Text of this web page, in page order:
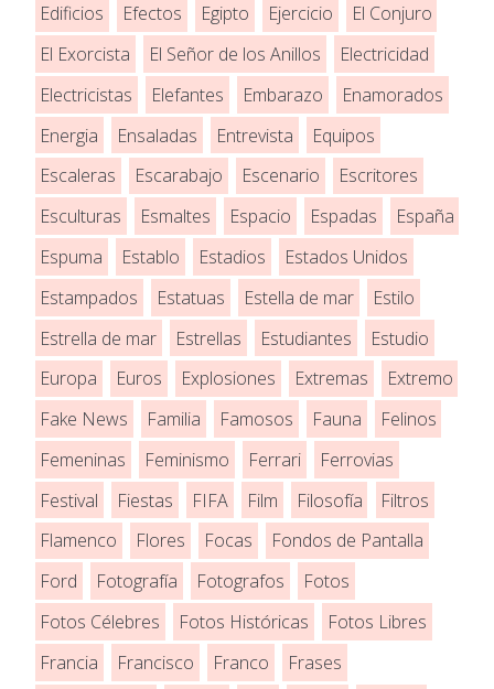
Edificios
Efectos Egipto Ejercicio
El Conjuro
El Exorcista
El Señor de los Anillos
Electricidad
Electricistas
Elefantes Embarazo
Enamorados
Energia
Ensaladas Entrevista
Equipos
Escaleras
Escarabajo Escenario
Escritores
Esculturas
Esmaltes Espacio Espadas
España
Espuma
Establo Estadios
Estados Unidos
Estampados
Estatuas Estella de mar
Estilo
Estrella de mar
Estrellas Estudiantes
Estudio
Europa
Euros Explosiones Extremas
Extremo
Fake News
Familia Famosos Fauna
Felinos
Femeninas
Feminismo Ferrari
Ferrovias
Festival
Fiestas FIFA Film Filosofía
Filtros
Flamenco
Flores Focas
Fondos de Pantalla
Ford
Fotografía Fotografos
Fotos
Fotos Célebres
Fotos Históricas
Fotos Libres
Francia
Francisco Franco
Frases